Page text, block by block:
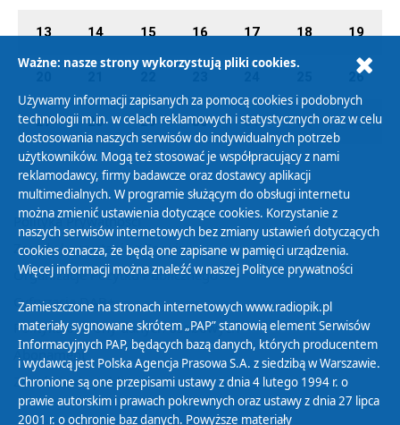
13 14 15 16 17 18 19
26
27 28 29 30 01 02 03
Polityka Prywatności
Zasady korzystania z Serwisu
Organizacje Pożytku Publicznego
Cyfryzacja DAB+
Polityka ochrony danych osobowych
Abonament
Zamówienia publiczne
Ważne: nasze strony wykorzystują pliki cookies.
Używamy informacji zapisanych za pomocą cookies i podobnych
technologii m.in. w celach reklamowych i statystycznych oraz w celu
dostosowania naszych serwisów do indywidualnych potrzeb
użytkowników. Mogą też stosować je współpracujący z nami
reklamodawcy, firmy badawcze oraz dostawcy aplikacji
multimedialnych. W programie służącym do obsługi internetu
można zmienić ustawienia dotyczące cookies. Korzystanie z
naszych serwisów internetowych bez zmiany ustawień dotyczących
cookies oznacza, że będą one zapisane w pamięci urządzenia.
Więcej informacji można znaleźć w naszej Polityce prywatności
Zamieszczone na stronach internetowych www.radiopik.pl
materiały sygnowane skrótem „PAP” stanowią element Serwisów
Informacyjnych PAP, będących bazą danych, których producentem
i wydawcą jest Polska Agencja Prasowa S.A. z siedzibą w Warszawie.
Chronione są one przepisami ustawy z dnia 4 lutego 1994 r. o
prawie autorskim i prawach pokrewnych oraz ustawy z dnia 27 lipca
2001 r. o ochronie baz danych. Powyższe materiały